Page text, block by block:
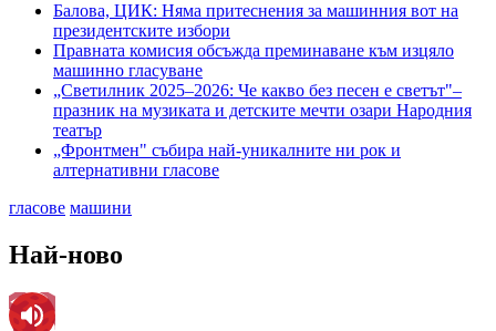
Балова, ЦИК: Няма притеснения за машинния вот на
президентските избори
Правната комисия обсъжда преминаване към изцяло
машинно гласуване
„Светилник 2025–2026: Че какво без песен е светът"–
празник на музиката и детските мечти озари Народния
театър
„Фронтмен" събира най-уникалните ни рок и
алтернативни гласове
гласове машини
Най-ново